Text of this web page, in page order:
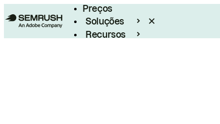
Preços
Soluções
Recursos